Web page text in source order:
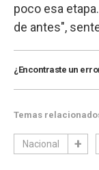
poco esa
de antes",
¿Encontraste un
Temas
Nacional